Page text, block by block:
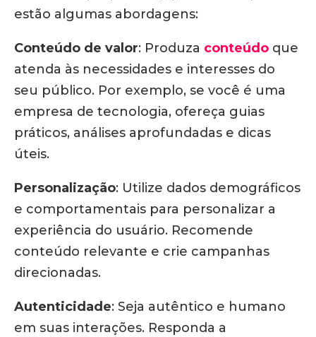
estão algumas abordagens:
Conteúdo de valor: Produza conteúdo que
atenda às necessidades e interesses do
seu público. Por exemplo, se você é uma
empresa de tecnologia, ofereça guias
práticos, análises aprofundadas e dicas
úteis.
Personalização: Utilize dados demográficos
e comportamentais para personalizar a
experiência do usuário. Recomende
conteúdo relevante e crie campanhas
direcionadas.
Autenticidade: Seja autêntico e humano
em suas interações. Responda a